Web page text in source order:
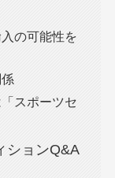
の可能性を
スポーツセ
ションQ&A